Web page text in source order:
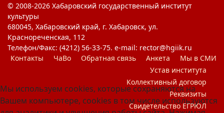
© 2008-2026 Хабаровский государственный институт
культуры
680045, Хабаровский край, г. Хабаровск, ул.
Краснореченская, 112
Телефон/Факс: (4212) 56-33-75. e-mail: rector@hgiik.ru
Контакты
ЧаВо Обратная связь Анкета
Мы в СМИ
Устав института
Коллективный договор
Реквизиты
Свидетельство ЕГРЮЛ
Мы используем cookies, которые сохраняются на
Вашем компьютере, cookies в том числе используются